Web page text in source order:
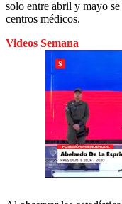
solo entre abril y mayo
centros médicos.
Videos Semana